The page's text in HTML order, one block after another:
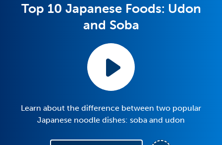
Top 10 Japanese Foods: Udon
and Soba
Learn about the difference between two popular
Japanese noodle dishes: soba and udon